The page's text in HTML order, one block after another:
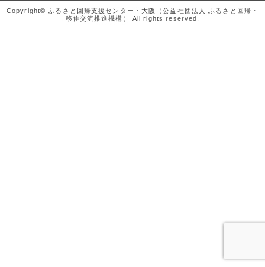
Copyright© ふるさと回帰支援センター・大阪（公益社団法人 ふるさと回帰・
移住交流推進機構） All rights reserved.